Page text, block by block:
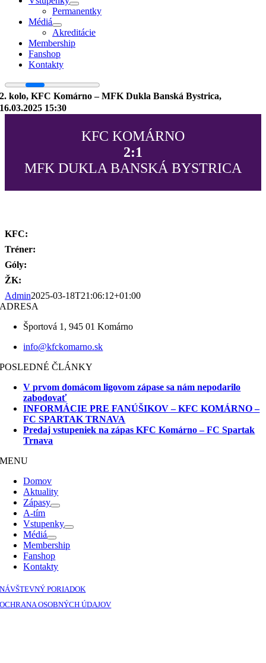
Permanentky
Médiá
Akreditácie
Membership
Fanshop
Kontakty
2. kolo, KFC Komárno – MFK Dukla Banská Bystrica,
16.03.2025 15:30
KFC KOMÁRNO
2:1
MFK DUKLA BANSKÁ BYSTRICA
KFC:
Tréner:
Góly:
ŽK:
Admin2025-03-18T21:06:12+01:00
ADRESA
Športová 1, 945 01 Komárno
info@kfckomarno.sk
POSLEDNÉ ČLÁNKY
V prvom domácom ligovom zápase sa nám nepodarilo
zabodovať
INFORMÁCIE PRE FANÚŠIKOV – KFC KOMÁRNO –
FC SPARTAK TRNAVA
Predaj vstupeniek na zápas KFC Komárno – FC Spartak
Trnava
MENU
Domov
Aktuality
Zápasy
A-tím
Vstupenky
Médiá
Membership
Fanshop
Kontakty
NÁVŠTEVNÝ PORIADOK
OCHRANA OSOBNÝCH ÚDAJOV